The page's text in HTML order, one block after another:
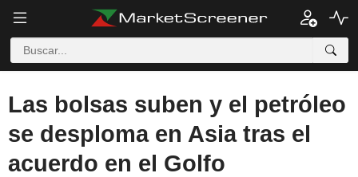
Las bolsas suben y el petróleo
se desploma en Asia tras el
acuerdo en el Golfo